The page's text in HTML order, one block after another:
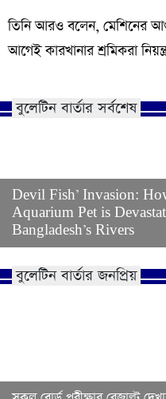
তিনি আরও বলেন, মেশিনের
আগেই কারখানার শ্রমিকরা
বুলেটিন বার্তার সর্বশেষ
Devil Fish’ Invasion:
Aquarium Pet is
Bangladesh’s Rivers
বুলেটিন বার্তার জনপ্রিয়